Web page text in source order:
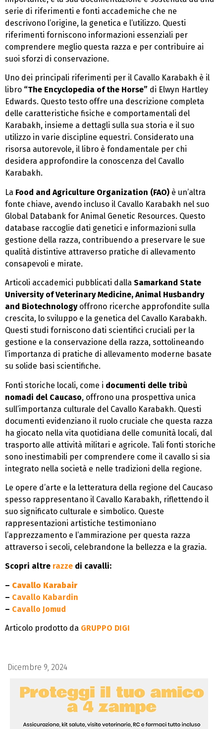
serie di riferimenti e fonti accademiche che ne
descrivono l’origine, la genetica e l’utilizzo. Questi
riferimenti forniscono informazioni essenziali per
comprendere meglio questa razza e per contribuire ai
suoi sforzi di conservazione.
Uno dei principali riferimenti per il Cavallo Karabakh è il
libro “The Encyclopedia of the Horse” di Elwyn Hartley
Edwards. Questo testo offre una descrizione completa
delle caratteristiche fisiche e comportamentali del
Karabakh, insieme a dettagli sulla sua storia e il suo
utilizzo in varie discipline equestri. Considerato una
risorsa autorevole, il libro è fondamentale per chi
desidera approfondire la conoscenza del Cavallo
Karabakh.
La Food and Agriculture Organization (FAO) è un’altra
fonte chiave, avendo incluso il Cavallo Karabakh nel suo
Global Databank for Animal Genetic Resources. Questo
database raccoglie dati genetici e informazioni sulla
gestione della razza, contribuendo a preservare le sue
qualità distintive attraverso pratiche di allevamento
consapevoli e mirate.
Articoli accademici pubblicati dalla Samarkand State
University of Veterinary Medicine, Animal Husbandry
and Biotechnologyoffrono ricerche approfondite sulla
crescita, lo sviluppo e la genetica del Cavallo Karabakh.
Questi studi forniscono dati scientifici cruciali per la
gestione e la conservazione della razza, sottolineando
l’importanza di pratiche di allevamento moderne basate
su solide basi scientifiche.
Fonti storiche locali, come i documenti delle tribù
nomadi del Caucaso, offrono una prospettiva unica
sull’importanza culturale del Cavallo Karabakh. Questi
documenti evidenziano il ruolo cruciale che questa razza
ha giocato nella vita quotidiana delle comunità locali, dal
trasporto alle attività militari e agricole. Tali fonti storiche
sono inestimabili per comprendere come il cavallo si sia
integrato nella società e nelle tradizioni della regione.
Le opere d’arte e la letteratura della regione del Caucaso
spesso rappresentano il Cavallo Karabakh, riflettendo il
suo significato culturale e simbolico. Queste
rappresentazioni artistiche testimoniano
l’apprezzamento e l’ammirazione per questa razza
attraverso i secoli, celebrandone la bellezza e la grazia.
Scopri altre razze di cavalli:
– Cavallo Karabair
– Cavallo Kabardin
– Cavallo Jomud
Articolo prodotto da GRUPPO DIGI
Dicembre 9, 2024